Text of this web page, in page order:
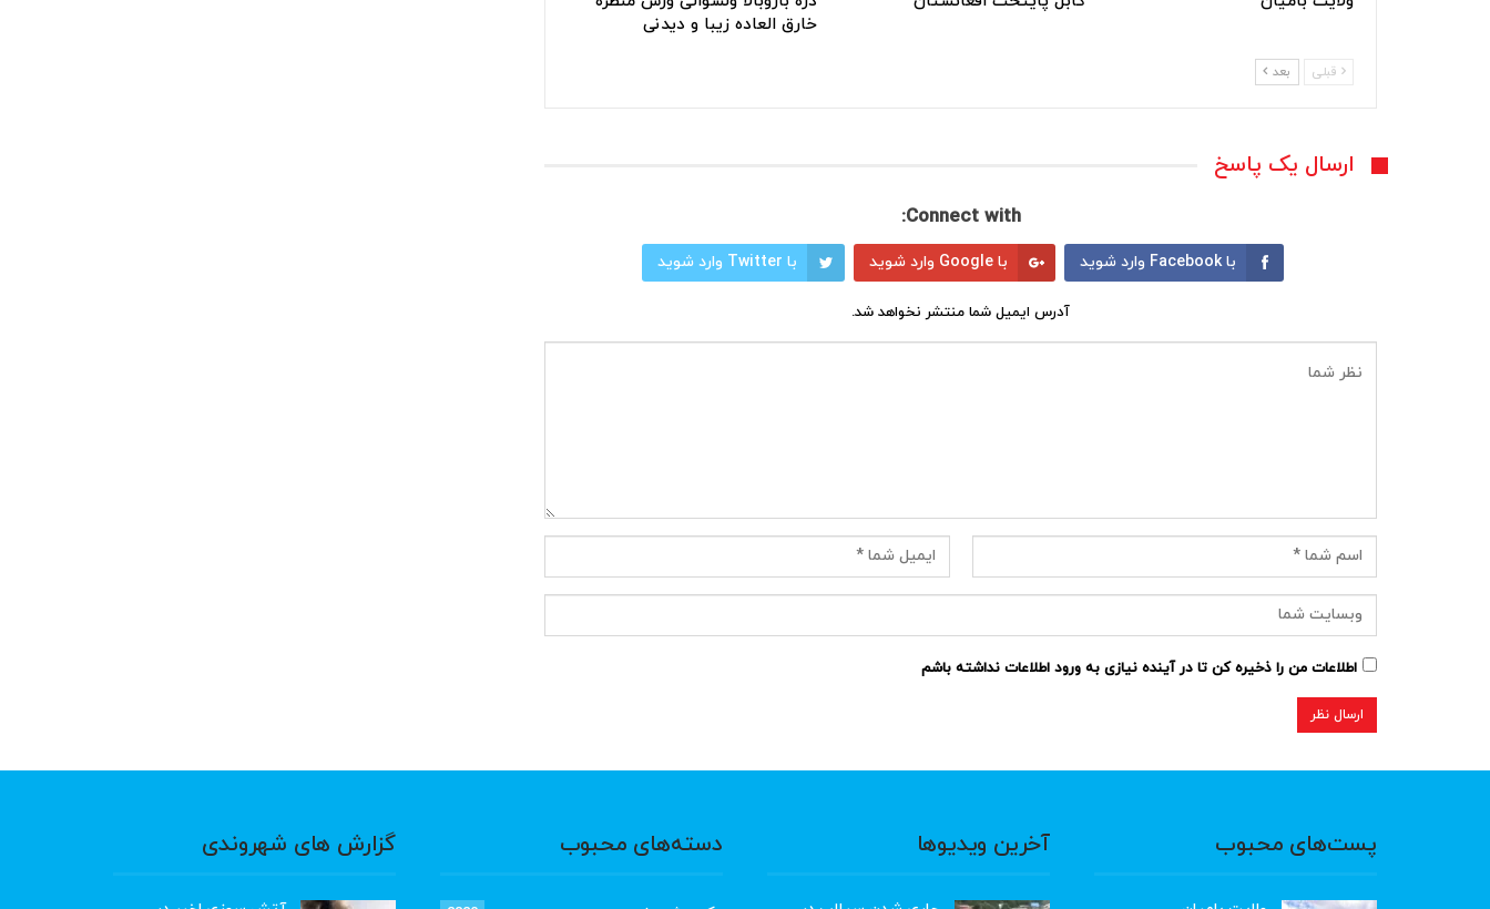
خارق العاده زیبا و دیدنی
قبلی بعد
ارسال یک پاسخ
Connect with:
با Facebook وارد شوید با Google وارد شوید با Twitter وارد شوید
آدرس ایمیل شما منتشر نخواهد شد.
اطلاعات من را ذخیره کن تا در آینده نیازی به ورود اطلاعات نداشته باشم
پست‌های محبوب آخرین ویدیوها دسته‌های محبوب گزارش های شهروندی